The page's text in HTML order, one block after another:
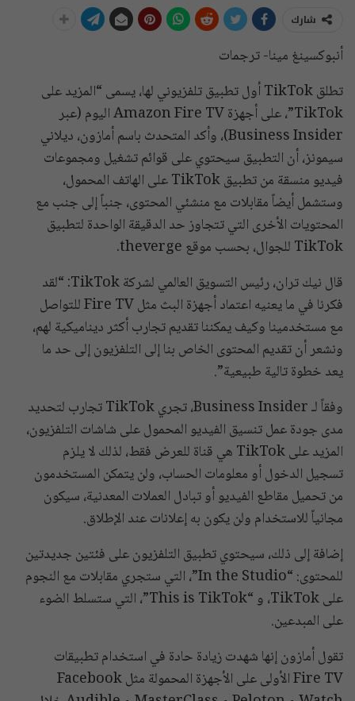
شارك
أنبوكسينغ مينا- ترجمات
تطلق TikTok أول تطبيق تلفزيوني لها، يسمى “المزيد على
TikTok”، على أجهزة Amazon Fire TV اليوم (عبر
Business Insider)، وأكد المتحدث باسم أمازون، ديلاني
سيمونز، أن التطبيق سيحتوي على قوائم تشغيل ومجموعات
فيديو منسقة من تطبيق TikTok على الهاتف المحمول،
وستشمل أيضاً مقابلات مع منشئي المحتوى، جنباً إلى جنب مع
المحتويات الأخرى التي تتجاوز حد الدقيقة الواحدة لتطبيق
TikTok للجوال، بحسب موقع theverge.
قال نيك تران، رئيس التسويق العالمي لشركة TikTok: “لقد
فكرنا في ما يعنيه اعتماد أجهزة البث مثل Fire TV للتواصل
مع مستخدمينا وكيف يمكننا تقديم تجارب أكثر ديناميكية لهم،
ونشعر أن تقديم المحتوى الخاص بنا إلى التلفزيون إلى حد ما
يعد خطوة تالية طبيعية”.
وفقاً لـ Business Insider، تجري TikTok تجارب لتحديد
مدى جودة عمل تنسيق الفيديو المحمول على شاشات التلفزيون،
المزيد على TikTok هي قناة للعرض فقط، لذلك لا يلزم
تسجيل الدخول أو معلومات الحساب، ولن يتمكن المستخدمون
من تحميل مقاطع الفيديو أو تبادل العملات المعدنية، سيكون
مجانياً للاستخدام ولن يكون به إعلانات عند الإطلاق.
إضافة إلى ذلك، سيحتوي تطبيق التلفزيون على فئتين جديدتين
للمحتوى: “In the Studio”، التي ستجري مقابلات مع النجوم
على TikTok، و “This is TikTok”، التي ستسلط الضوء
على المبدعين.
تقول أمازون إنها شهدت زيادة حادة في استخدام تطبيقات
Fire TV الأولى على الأجهزة المحمولة مثل Facebook